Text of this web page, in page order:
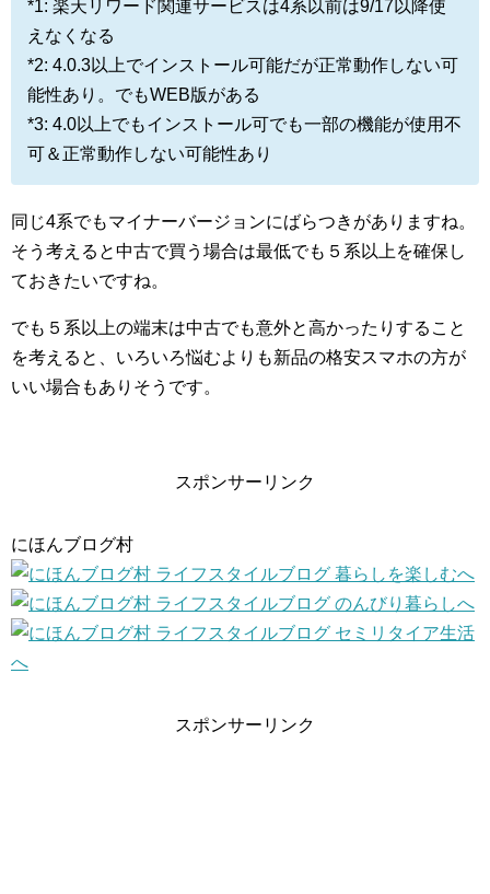
*1: 楽天リワード関連サービスは4系以前は9/17以降使
えなくなる
*2: 4.0.3以上でインストール可能だが正常動作しない可
能性あり。でもWEB版がある
*3: 4.0以上でもインストール可でも一部の機能が使用不
可＆正常動作しない可能性あり
同じ4系でもマイナーバージョンにばらつきがありますね。
そう考えると中古で買う場合は最低でも５系以上を確保し
ておきたいですね。
でも５系以上の端末は中古でも意外と高かったりすること
を考えると、いろいろ悩むよりも新品の格安スマホの方が
いい場合もありそうです。
スポンサーリンク
にほんブログ村
スポンサーリンク